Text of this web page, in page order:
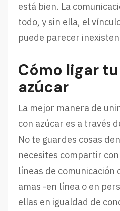
está bien. La
todo, y sin ella, el
puede parecer
Cómo ligar
azúcar
La mejor manera de
con azúcar es a través
No te guardes cosas
necesites compartir
líneas de comunicación
amas -en línea o en
ellas en igualdad de